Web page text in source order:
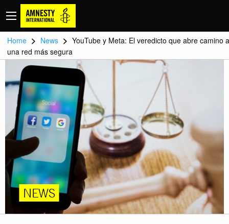
Home > News > YouTube y Meta: El veredicto que abre camino a
una red más segura
NEWS